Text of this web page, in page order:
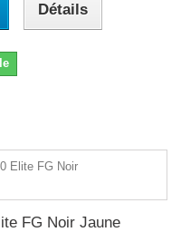
Détails
FG Noir Jaune